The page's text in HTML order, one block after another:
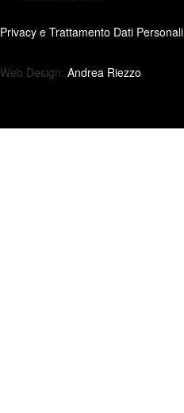
Privacy e Trattamento Dati Personali
Web Design: Andrea Riezzo